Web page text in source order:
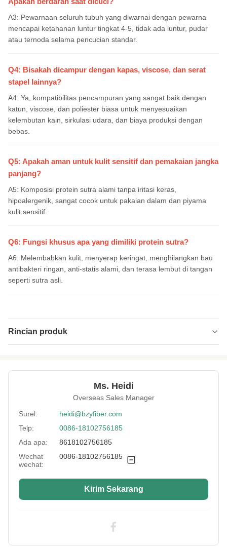
A3: Pewarnaan seluruh tubuh yang diwarnai dengan pewarna
mencapai ketahanan luntur tingkat 4-5, tidak ada luntur, pudar
atau ternoda selama pencucian standar.
Q4: Bisakah dicampur dengan kapas, viscose, dan serat
stapel lainnya?
A4: Ya, kompatibilitas pencampuran yang sangat baik dengan
katun, viscose, dan poliester biasa untuk menyesuaikan
kelembutan kain, sirkulasi udara, dan biaya produksi dengan
bebas.
Q5: Apakah aman untuk kulit sensitif dan pemakaian jangka
panjang?
A5: Komposisi protein sutra alami tanpa iritasi keras,
hipoalergenik, sangat cocok untuk pakaian dalam dan piyama
kulit sensitif.
Q6: Fungsi khusus apa yang dimiliki protein sutra?
A6: Melembabkan kulit, menyerap keringat, menghilangkan bau
antibakteri ringan, anti-statis alami, dan terasa lembut di tangan
seperti sutra asli.
Rincian produk
Specification: 2D*Tanpa batasan panjang
Warga asli
Color: Merah cerah
More Sizes: Dapat disesuaikan
Siliconized/Non-
Silicified:
non-silisifikasi
Ms. Heidi
Overseas Sales Manager
Surel:
heidi@bzyfiber.com
Telp:
0086-18102756185
Ada apa:
8618102756185
Wechat
wechat:
0086-18102756185
Kirim Sekarang